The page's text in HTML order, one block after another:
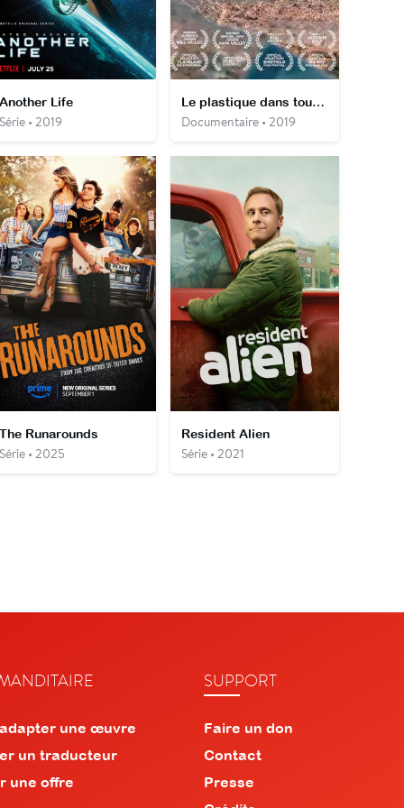
Life
• 2019
Le plastique dans tous ses états
Documentaire • 2019
Runarounds
• 2025
Resident Alien
Série • 2021
une œuvre
un traducteur
une offre
SUPPORT
Faire un don
Contact
Presse